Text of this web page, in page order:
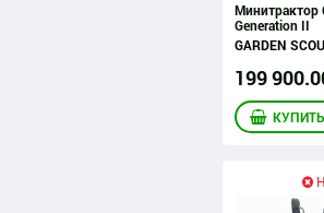
Generation II
GARDEN
199 900.
КУПИТЬ